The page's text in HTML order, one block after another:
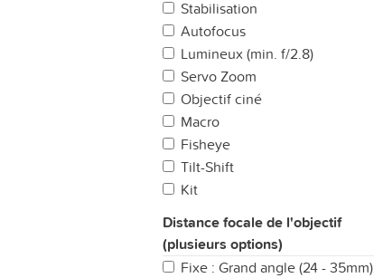
Sony A
Canon RF
Stabilisation
Autofocus
Lumineux (min. f/2.8)
Servo Zoom
Objectif ciné
Macro
Fisheye
Tilt-Shift
Kit
Distance focale de l'objectif
(plusieurs options)
Fixe : Grand angle (24 - 35mm)